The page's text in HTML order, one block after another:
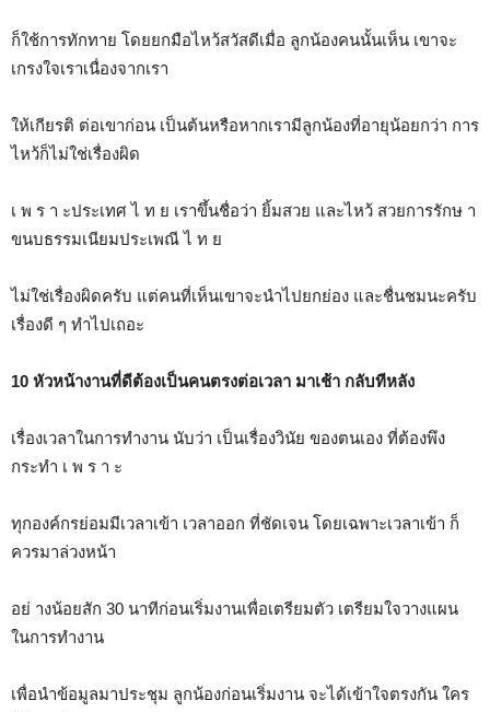
ก็ใช้การทักทาย โดยยกมือไหว้สวัสดีเมื่อ ลูกน้องคนนั้นเห็น เขาจะ
เกรงใจเราเนื่องจากเรา
ให้เกียรติ ต่อเขาก่อน เป็นต้นหรือหากเรามีลูกน้องที่อายุน้อยกว่า การ
ไหว้ก็ไม่ใช่เรื่องผิด
เ พ ร า ะประเทศ ไ ท ย เราขึ้นชื่อว่า ยิ้มสวย และไหว้ สวยการรักษ า
ขนบธรรมเนียมประเพณี ไ ท ย
ไม่ใช่เรื่องผิดครับ แต่คนที่เห็นเขาจะนำไปยกย่อง และชื่นชมนะครับ
เรื่องดี ๆ ทำไปเถอะ
10 หัวหน้างานที่ดีต้องเป็นคนตรงต่อเวลา มาเช้า กลับทีหลัง
เรื่องเวลาในการทำงาน นับว่า เป็นเรื่องวินัย ของตนเอง ที่ต้องพึง
กระทำ เ พ ร า ะ
ทุกองค์กรย่อมมีเวลาเข้า เวลาออก ที่ชัดเจน โดยเฉพาะเวลาเข้า ก็
ควรมาล่วงหน้า
อย่ างน้อยสัก 30 นาทีก่อนเริ่มงานเพื่อเตรียมตัว เตรียมใจวางแผน
ในการทำงาน
เพื่อนำข้อมูลมาประชุม ลูกน้องก่อนเริ่มงาน จะได้เข้าใจตรงกัน ใคร